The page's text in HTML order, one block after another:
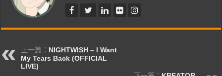
上一篇： NIGHTWISH – I Want
My Tears Back (OFFICIAL
LIVE)